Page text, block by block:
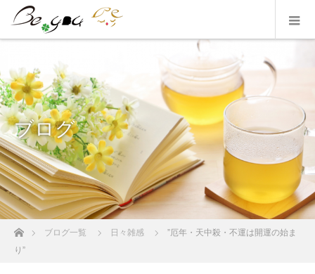
ブログ
ホームブログ一覧 日々雑感
”厄年・天中殺・不運は開運の始ま
り”